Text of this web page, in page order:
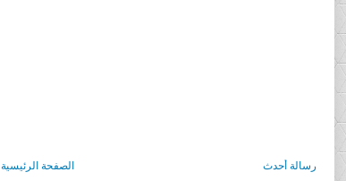
رسالة أحدث الصفحة الرئيسية